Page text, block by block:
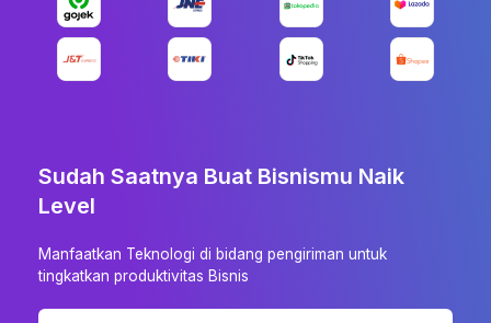
Sudah Saatnya Buat Bisnismu Naik
Level
Manfaatkan Teknologi di bidang pengiriman untuk
tingkatkan produktivitas Bisnis